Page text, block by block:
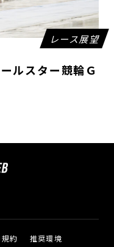
レース展望
ルスター競輪Ｇ
約 推奨環境